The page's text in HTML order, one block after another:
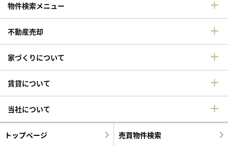
物件検索メニュー
不動産売却
家づくりについて
賃貸について
当社について
トップページ 売買物件検索